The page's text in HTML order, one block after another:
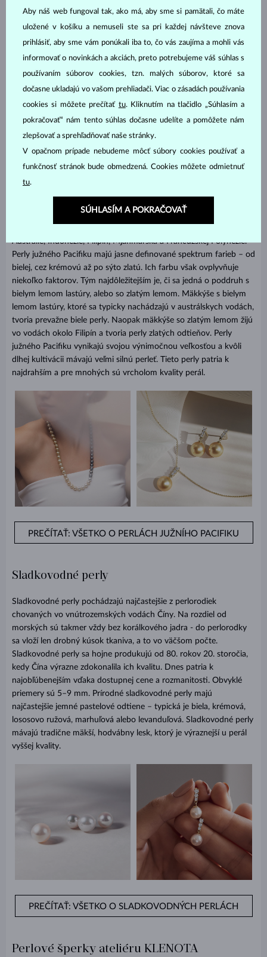
PREČÍTAŤ: VŠETKO O TAHITSKÝCH PERLÁCH
produkujúcich perly (dosahujú veľkosť taniera). Prirodzene sa
Austrálie, Indonézie, Filipín, Mjanmarska a Francúzskej Polynézie.
Perly južného Pacifiku majú jasne definované spektrum farieb – od
bielej, cez krémovú až po sýto zlatú. Ich farbu však ovplyvňuje
niekoľko faktorov. Tým najdôležitejším je, či sa jedná o poddruh s
bielym lemom lastúry, alebo so zlatým lemom. Mäkkýše s bielym
lemom lastúry, ktoré sa typicky nachádzajú v austrálskych vodách,
tvoria prevažne biele perly. Naopak mäkkýše so zlatým lemom žijú
vo vodách okolo Filipín a tvoria perly zlatých odtieňov. Perly
južného Pacifiku vynikajú svojou výnimočnou veľkosťou a kvôli
dlhej kultivácii mávajú veľmi silnú perleť. Tieto perly patria k
najdrahším a pre mnohých sú vrcholom kvality perál.
PREČÍTAŤ: VŠETKO O PERLÁCH JUŽNÍHO PACIFIKU
Sladkovodné perly
Sladkovodné perly pochádzajú najčastejšie z perlorodiek
chovaných vo vnútrozemských vodách Číny. Na rozdiel od
morských sú takmer vždy bez korálkového jadra - do perlorodky
sa vloží len drobný kúsok tkaniva, a to vo väčšom počte.
Sladkovodné perly sa hojne produkujú od 80. rokov 20. storočia,
kedy Čína výrazne zdokonalila ich kvalitu. Dnes patria k
najobľúbenejším vďaka dostupnej cene a rozmanitosti. Obvyklé
priemery sú 5–9 mm. Prírodné sladkovodné perly majú
najčastejšie jemné pastelové odtiene – typická je biela, krémová,
lososovo ružová, marhuľová alebo levanduľová. Sladkovodné perly
mávajú tradične mäkší, hodvábny lesk, ktorý je výraznejší u perál
vyššej kvality.
PREČÍTAŤ: VŠETKO O SLADKOVODNÝCH PERLÁCH
Perlové šperky ateliéru KLENOTA
Aby náš web fungoval tak, ako má, aby sme si pamätali, čo máte
uložené v košíku a nemuseli ste sa pri každej návšteve znova
prihlásiť, aby sme vám ponúkali iba to, čo vás zaujíma a mohli vás
informovať o novinkách a akciách, preto potrebujeme váš súhlas s
používaním súborov cookies, tzn. malých súborov, ktoré sa
dočasne ukladajú vo vašom prehliadači. Viac o zásadách používania
cookies si môžete prečítať tu. Kliknutím na tlačidlo „Súhlasím a
pokračovať“ nám tento súhlas dočasne udelíte a pomôžete nám
zlepšovať a sprehľadňovať naše stránky.
V opačnom prípade nebudeme môcť súbory cookies používať a
funkčnosť stránok bude obmedzená. Cookies môžete odmietnuť
tu.
SÚHLASÍM A POKRAČOVAŤ